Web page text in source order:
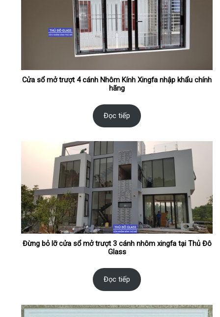
Cửa sổ mở trượt 4 cánh Nhôm Kính Xingfa nhập khẩu chính
hãng
Đọc tiếp
Đừng bỏ lỡ cửa sổ mở trượt 3 cánh nhôm xingfa tại Thủ Đô
Glass
Đọc tiếp